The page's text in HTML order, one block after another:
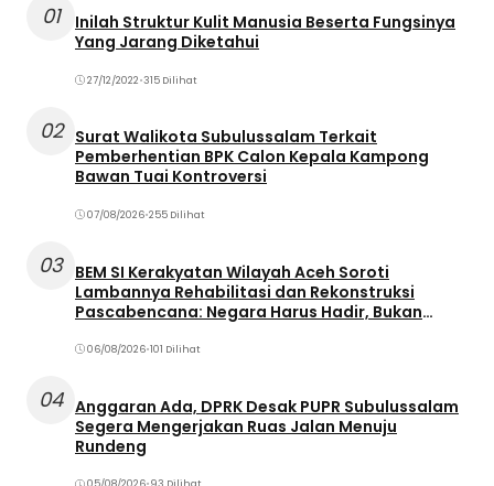
01
Inilah Struktur Kulit Manusia Beserta Fungsinya
Yang Jarang Diketahui
27/12/2022•315 Dilihat
02
Surat Walikota Subulussalam Terkait
Pemberhentian BPK Calon Kepala Kampong
Bawan Tuai Kontroversi
07/08/2026•255 Dilihat
03 BEM SI Kerakyatan Wilayah Aceh Soroti
Lambannya Rehabilitasi dan Rekonstruksi
Pascabencana: Negara Harus Hadir, Bukan
06/08/2026•101 Dilihat
04 Anggaran Ada, DPRK Desak PUPR Subulussalam
Segera Mengerjakan Ruas Jalan Menuju
Rundeng